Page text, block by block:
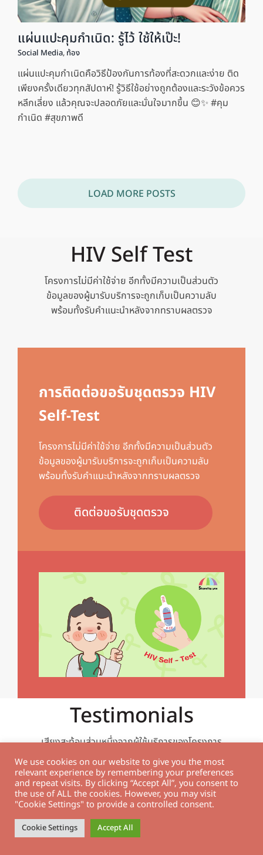
แผ่นแปะคุมกำเนิด: รู้ไว้ ใช้ให้เป๊ะ!
Social Media, ท้อง
แผ่นแปะคุมกำเนิดคือวิธีป้องกันการท้องที่สะดวกและง่าย ติด
เพียงครั้งเดียวทุกสัปดาห์! รู้วิธีใช้อย่างถูกต้องและระวังข้อควร
หลีกเลี่ยง แล้วคุณจะปลอดภัยและมั่นใจมากขึ้น 😊✨ #คุม
กำเนิด #สุขภาพดี
LOAD MORE POSTS
HIV Self Test
โครงการไม่มีค่าใช้จ่าย อีกทั้งมีความเป็นส่วนตัว
ข้อมูลของผู้มารับบริการจะถูกเก็บเป็นความลับ
พร้อมทั้งรับคำแนะนำหลังจากทราบผลตรวจ
การติดต่อขอรับชุดตรวจ HIV
Self-Test
โครงการไม่มีค่าใช้จ่าย อีกทั้งมีความเป็นส่วนตัว
ข้อมูลของผู้มารับบริการจะถูกเก็บเป็นความลับ
พร้อมทั้งรับคำแนะนำหลังจากทราบผลตรวจ
ติดต่อขอรับชุดตรวจ
Testimonials
เสียงสะท้อนส่วนหนึ่งจากผู้ใช้บริการของโครงการ
Stand by you
ขอบคุณมาก ๆ นะคะ โครงการดีมาก ๆ เลยค่ะ ปลอดภัย
สบายใจหายห่วง ❤️❤️
ขอบคุณมาก ๆ นะคะ เพิ่มความสบายใจได้อีกขั้นนึงเลย
ขอบคุณที่มีโครงการอะไรดี ๆ แบบนี้นะคะ สะดวกมากเลยค่ะ
สบายใจขึ้นด้วย
ขอบคุณมาก ๆ ครับ ถ้าไม่ทักขอชุดตรวจตอนนั้น เผลอ ๆ ผม
คงป่วยหนักกว่านี้แน่ ๆ ครับ
พี่ หนูขอบคุณอีกครั้งนะคะ ถ้าไม่ได้พี่ช่วยหา หนูแย่เลย
กรกฎาคม 2566
ขอบคุณสำหรับโครงการดี ๆ นะครับ
ต้องบอกว่าโรค HIV ก็ยังไม่ได้รับการยอมรับจากสังคมมากสัก
เท่าไหร่ โครงการนี้ตอบโจทย์มากที่สุด เชื่อว่าประชาชนหลาย ๆ
We use cookies on our website to give you the most
relevant experience by remembering your preferences
and repeat visits. By clicking “Accept All”, you consent to
the use of ALL the cookies. However, you may visit
"Cookie Settings" to provide a controlled consent.
Cookie Settings Accept All